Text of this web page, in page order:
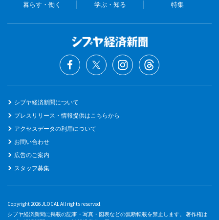
暮らす・働く 学ぶ・知る 特集
シブヤ経済新聞について
プレスリリース・情報提供はこちらから
アクセスデータの利用について
お問い合わせ
広告のご案内
スタッフ募集
Copyright 2026 JLOCAL All rights reserved.
シブヤ経済新聞に掲載の記事・写真・図表などの無断転載を禁止します。 著作権は